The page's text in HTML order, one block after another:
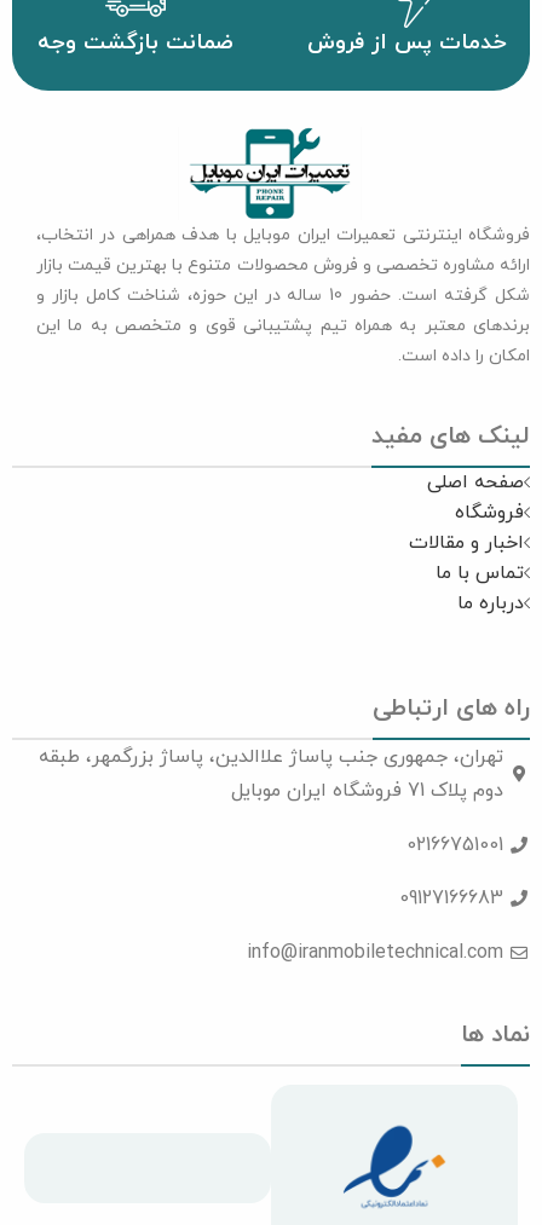
خدمات پس از فروش ضمانت بازگشت وجه
فروشگاه اینترنتی تعمیرات ایران موبایل با هدف همراهی در انتخاب،
ارائه مشاوره تخصصی و فروش محصولات متنوع با بهترین قیمت بازار
شکل گرفته است. حضور 10 ساله در این حوزه، شناخت کامل بازار و
برندهای معتبر به همراه تیم پشتیبانی قوی و متخصص به ما این
امکان را داده است.
لینک های مفید
صفحه اصلی
فروشگاه
اخبار و مقالات
تماس با ما
درباره ما
راه های ارتباطی
تهران، جمهوری جنب پاساژ علاالدین، پاساژ بزرگمهر، طبقه
دوم پلاک 71 فروشگاه ایران موبایل
02166751001
09127166683
info@iranmobiletechnical.com
نماد ها